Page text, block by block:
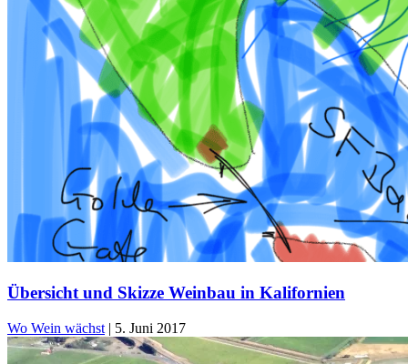
Übersicht und Skizze Weinbau in Kalifornien
Wo Wein wächst | 5. Juni 2017